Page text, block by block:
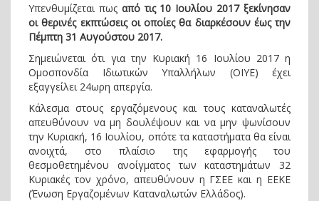
Υπενθυμίζεται πως από τις 10 Ιουλίου 2017 ξεκίνησαν
οι θερινές εκπτώσεις οι οποίες θα διαρκέσουν έως την
Πέμπτη 31 Αυγούστου 2017.
Σημειώνεται ότι για την Κυριακή 16 Ιουλίου 2017 η
Ομοσπονδία Ιδιωτικών Υπαλλήλων (ΟΙΥΕ) έχει
εξαγγείλει 24ωρη απεργία.
Kάλεσμα στους εργαζόμενους και τους καταναλωτές
απευθύνουν να μη δουλέψουν και να μην ψωνίσουν
την Κυριακή, 16 Ιουλίου, οπότε τα καταστήματα θα είναι
ανοιχτά, στο πλαίσιο της εφαρμογής του
θεσμοθετημένου ανοίγματος των καταστημάτων 32
Κυριακές τον χρόνο, απευθύνουν η ΓΣΕΕ και η ΕΕΚΕ
(Ένωση Εργαζομένων Καταναλωτών Ελλάδος).